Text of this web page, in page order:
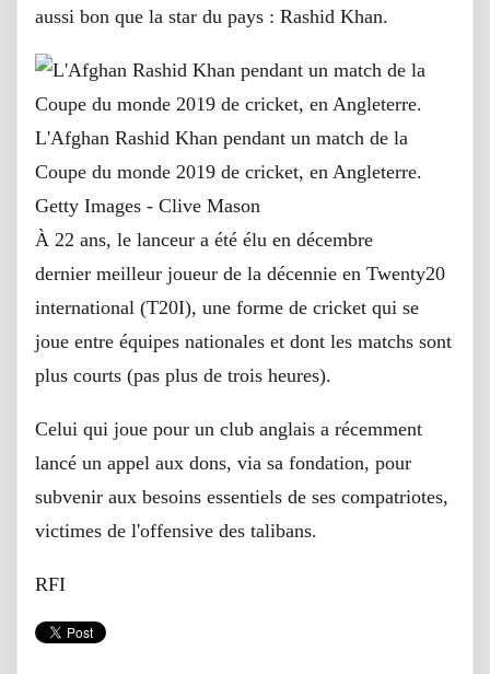
aussi bon que la star du pays : Rashid Khan.
L'Afghan Rashid Khan pendant un match de la
Coupe du monde 2019 de cricket, en Angleterre.
Getty Images - Clive Mason
À 22 ans, le lanceur a été élu en décembre
dernier meilleur joueur de la décennie en Twenty20
international (T20I), une forme de cricket qui se
joue entre équipes nationales et dont les matchs sont
plus courts (pas plus de trois heures).
Celui qui joue pour un club anglais a récemment
lancé un appel aux dons, via sa fondation, pour
subvenir aux besoins essentiels de ses compatriotes,
victimes de l'offensive des talibans.
RFI